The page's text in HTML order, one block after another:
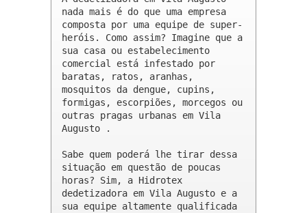
nada mais é do que uma empresa
composta por uma equipe de super-
heróis. Como assim? Imagine que a
sua casa ou estabelecimento
comercial está infestado por
baratas, ratos, aranhas,
mosquitos da dengue, cupins,
formigas, escorpiões, morcegos ou
outras pragas urbanas em Vila
Augusto .
Sabe quem poderá lhe tirar dessa
situação em questão de poucas
horas? Sim, a Hidrotex
dedetizadora em Vila Augusto e a
sua equipe altamente qualificada